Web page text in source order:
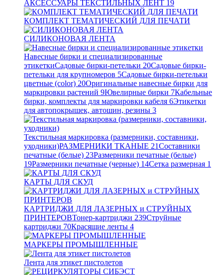
АКСЕССУАРЫ ТЕКСТИЛЬНЫХ ЛЕНТ 19
КОМПЛЕКТ ТЕМАТИЧЕСКИЙ ДЛЯ ПЕЧАТИ
СИЛИКОНОВАЯ ЛЕНТА
Навесные бирки и специализированные
этикеткиСадовые бирки-петельки 20Садовые бирки-
петельки для крупномеров 5Садовые бирки-петельки
цветные (color) 20Оригинальные навесные бирки для
маркировки растений 9Ювелирные бирки 7Кабельные
бирки, комплекты для маркировки кабеля 6Этикетки
для автопокрышек, автошин, резины 3
Текстильная маркировка (размерники, составники,
уходники)РАЗМЕРНИКИ ТКАНЫЕ 21Составники
печатные (белые) 23Размерники печатные (белые)
19Размерники печатные (черные) 14Сетка размерная 1
КАРТЫ ДЛЯ СКУД
КАРТРИДЖИ ДЛЯ ЛАЗЕРНЫХ и СТРУЙНЫХ
ПРИНТЕРОВТонер-картриджи 239Струйные
картриджи 70Красящие ленты 4
МАРКЕРЫ ПРОМЫШЛЕННЫЕ
Лента для этикет пистолетов